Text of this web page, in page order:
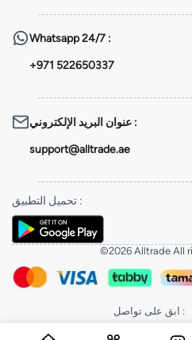
Whatsapp24/7 :
+971 522650337
عنوان البريد الإلكتروني :
support@alltrade.ae
تحميل التطبيق :
©2026 Alltrade All
ابق على تواصل :